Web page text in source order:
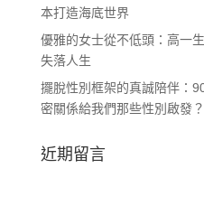
本打造海底世界
優雅的女士從不低頭：高一
失落人生
擺脫性別框架的真誠陪伴：
密關係給我們那些性別啟發？
近期留言